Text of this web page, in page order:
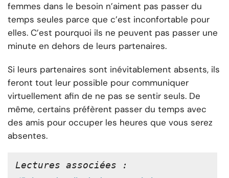
femmes dans le besoin n’aiment pas passer du
temps seules parce que c’est inconfortable pour
elles. C’est pourquoi ils ne peuvent pas passer une
minute en dehors de leurs partenaires.
Si leurs partenaires sont inévitablement absents, ils
feront tout leur possible pour communiquer
virtuellement afin de ne pas se sentir seuls. De
même, certains préfèrent passer du temps avec
des amis pour occuper les heures que vous serez
absentes.
Lectures associées :